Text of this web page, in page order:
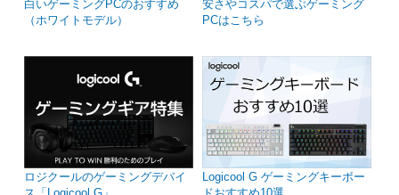
白いゲーミングPCのおすすめ
（ホワイトモデル）
安さやコスパで選ぶゲーミング
PCはこちら
ロジクールのゲーミングデバイ
Logicool G ゲーミングキーボー